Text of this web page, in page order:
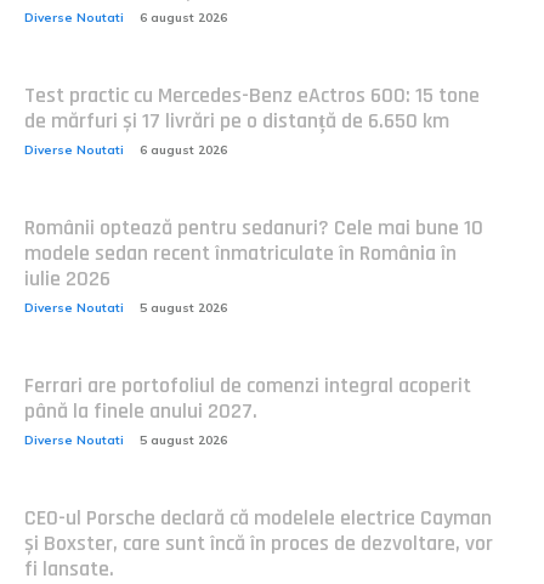
Diverse Noutati 6 august 2026
Test practic cu Mercedes-Benz eActros 600: 15 tone
de mărfuri și 17 livrări pe o distanță de 6.650 km
Diverse Noutati 6 august 2026
Românii optează pentru sedanuri? Cele mai bune 10
modele sedan recent înmatriculate în România în
iulie 2026
Diverse Noutati 5 august 2026
Ferrari are portofoliul de comenzi integral acoperit
până la finele anului 2027.
Diverse Noutati 5 august 2026
CEO-ul Porsche declară că modelele electrice Cayman
și Boxster, care sunt încă în proces de dezvoltare, vor
fi lansate.